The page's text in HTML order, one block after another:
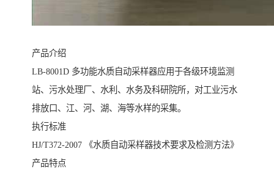
产品介绍
LB-8001D 多功能水质自动采样器应用于各级环境监测
站、污水处理厂、水利、水务及科研院所，对工业污水
排放口、江、河、湖、海等水样的采集。
执行标准
HJ/T372-2007 《水质自动采样器技术要求及检测方法》
产品特点